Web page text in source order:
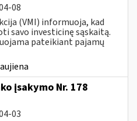
08
(VMI) informuoja, kad
savo investicinę sąskaitą.
pateikiant pajamų
įsakymo Nr. 178
03